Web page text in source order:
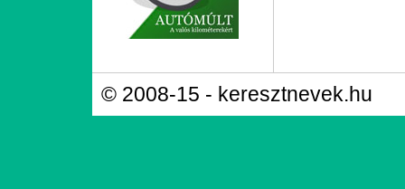
© 2008-15 - keresztnevek.hu